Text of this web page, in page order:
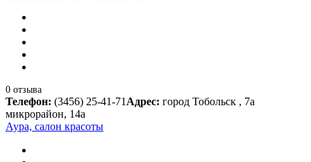
0 отзыва
Телефон: (3456) 25-41-71 Адрес: город Тобольск , 7а
микрорайон, 14а
Аура, салон красоты